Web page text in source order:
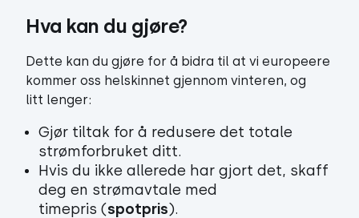
Hva kan du gjøre?
Dette kan du gjøre for å bidra til at vi europeere
kommer oss helskinnet gjennom vinteren, og
litt lenger:
Gjør tiltak for å redusere det totale
strømforbruket ditt.
Hvis du ikke allerede har gjort det, skaff
deg en strømavtale med
timepris (spotpris).